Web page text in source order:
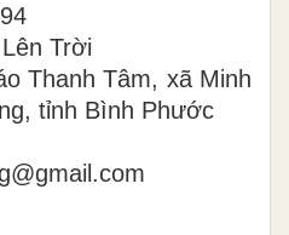
Trời
Thanh Tâm, xã Minh
tỉnh Bình Phước